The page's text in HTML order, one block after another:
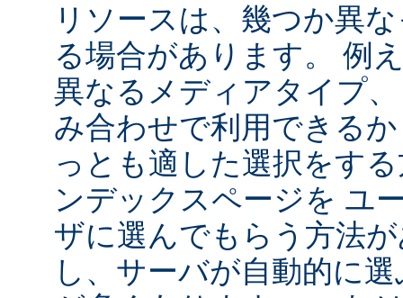
リソースは、幾つか異
る場合があります。 例
異なるメディアタイプ
み合わせで利用できる
っとも適した選択をす
ンデックスページを ユ
ザに選んでもらう方法
し、サーバが自動的に